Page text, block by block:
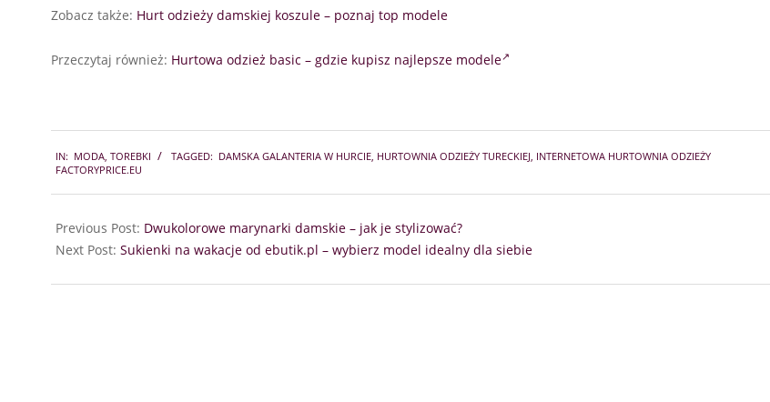
Zobacz także: Hurt odzieży damskiej koszule – poznaj top modele
Przeczytaj również: Hurtowa odzież basic – gdzie kupisz najlepsze modele
06-
IN: MODA TOREBKI TAGGED: DAMSKA GALANTERIA W HURCIE HURTOWNIA ODZIEŻY TURECKIEJ INTERNETOWA HURTOWNIA ODZIEŻY
FACTORYPRICE.EU
Previous Post: Dwukolorowe marynarki damskie – jak je stylizować?
Next Post: Sukienki na wakacje od ebutik.pl – wybierz model idealny dla siebie